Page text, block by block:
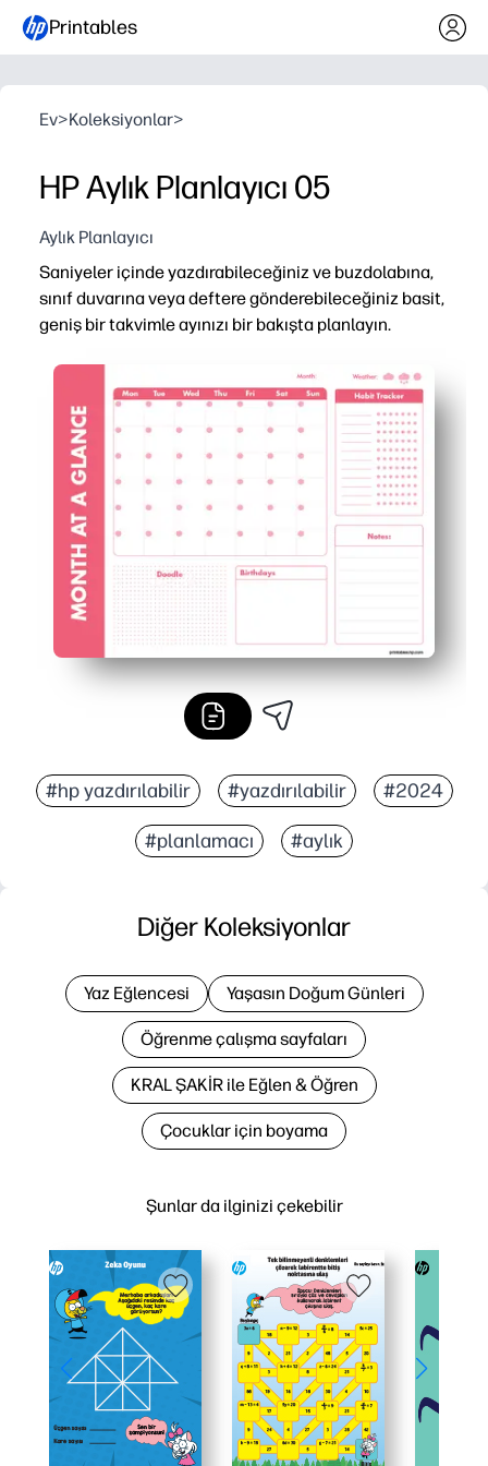
Printables
Ev>Koleksiyonlar>
HP Aylık Planlayıcı 05
Aylık Planlayıcı
Saniyeler içinde yazdırabileceğiniz ve buzdolabına,
sınıf duvarına veya deftere gönderebileceğiniz basit,
geniş bir takvimle ayınızı bir bakışta planlayın.
Hazırlık gerektirmeyen ve hızlı - tarihleri, randevuları
Net aylık görünüm - öncelikleri görün, çift
Ev ve okul için çok yönlü - uygulamaları, ödevleri,
Özelleştirmesi kolay - yeni kopyaları yazdırın, kişiye
#hp yazdırılabilir #yazdırılabilir #2024
#planlamacı #aylık
Şunlar da ilginizi çekebilir
Diğer Koleksiyonlar
Yaz Eğlencesi Yaşasın Doğum Günleri
Öğrenme çalışma sayfaları
KRAL ŞAKİR ile Eğlen & Öğren
Çocuklar için boyama